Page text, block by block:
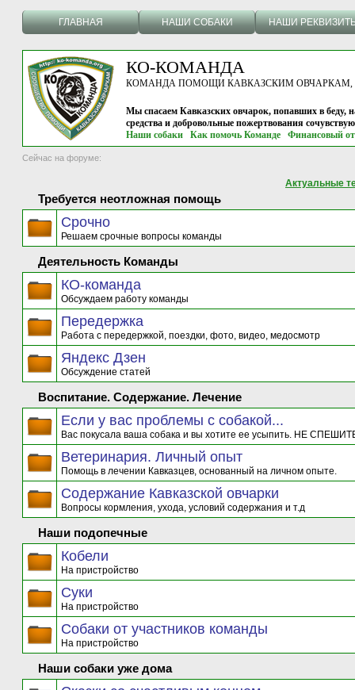
ГЛАВНАЯ НАШИ СОБАКИ НАШИ
КО-КОМАНДА
КОМАНДА ПОМОЩИ КАВКАЗСКИМ ОВЧАРКАМ, г.
Мы спасаем Кавказских овчарок, попавших в беду,
средства и добровольные пожертвования
Наши собаки
Как помочь Команде Финансовый
Сейчас на форуме:
Актуальные
Требуется неотложная помощь
Срочно
Решаем срочные вопросы команды
Деятельность Команды
КО-команда
Обсуждаем работу команды
Передержка
Работа с передержкой, поездки, фото, видео, медосмотр
Яндекс Дзен
Обсуждение статей
Воспитание. Содержание. Лечение
Если у вас проблемы с собакой...
Вас покусала ваша собака и вы хотите ее усыпить. НЕ
Ветеринария. Личный опыт
Помощь в лечении Кавказцев, основанный на личном опыте.
Содержание Кавказской овчарки
Вопросы кормления, ухода, условий содержания и т.д
Наши подопечные
Кобели
На пристройство
Суки
На пристройство
Собаки от участников команды
На пристройство
Наши собаки уже дома